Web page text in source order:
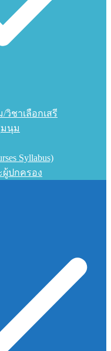
ชาเลือกเสรี
มนุม
Syllabus)
ปกครอง